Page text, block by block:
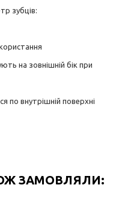
зубців:
на зовнішній бік при
по внутрішній поверхні
ЗАМОВЛЯЛИ: